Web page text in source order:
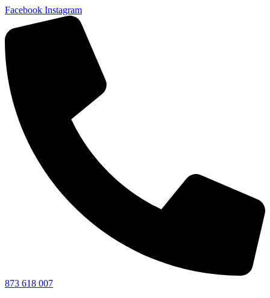
Facebook Instagram
873 618 007